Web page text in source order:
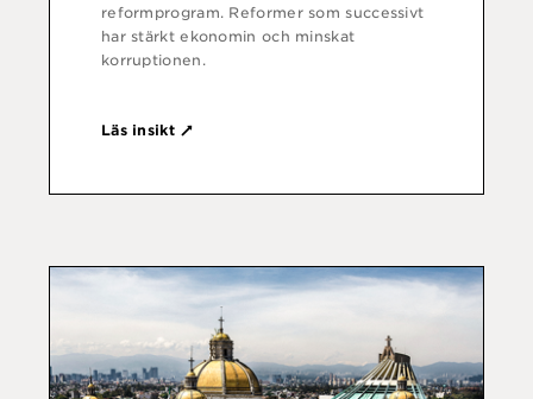
reformprogram. Reformer som successivt
har stärkt ekonomin och minskat
korruptionen.
Läs insikt